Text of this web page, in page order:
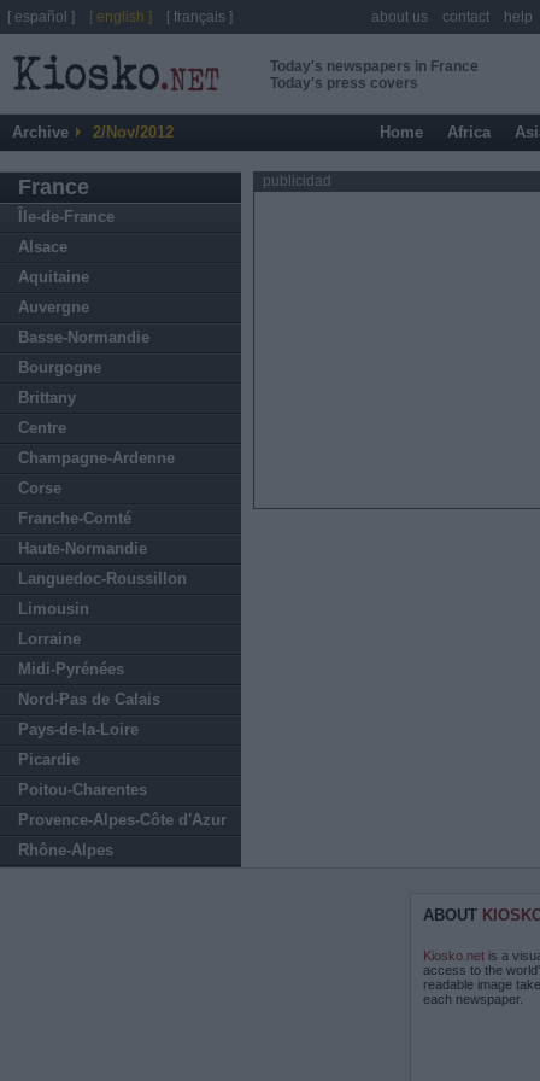
Today's newspapers in France
Today's press covers
Archive 2/Nov/2012 Home Africa
France
Île-de-France
Alsace
Aquitaine
Auvergne
Basse-Normandie
Bourgogne
Brittany
Centre
Champagne-Ardenne
Corse
Franche-Comté
Haute-Normandie
Languedoc-Roussillon
Limousin
Lorraine
Midi-Pyrénées
Nord-Pas de Calais
Pays-de-la-Loire
Picardie
Poitou-Charentes
Provence-Alpes-Côte d'Azur
Rhône-Alpes
publicidad
ABOUT
Kiosko.net is a
access to the
readable image
each newspaper.
[ español ] [ english ] [ français ] about us contact help